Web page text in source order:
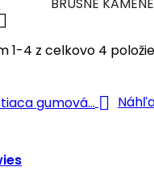
1-4 z celkovo 4
